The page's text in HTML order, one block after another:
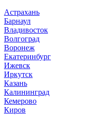
Астрахань
Барнаул
Владивосток
Волгоград
Воронеж
Екатеринбург
Ижевск
Иркутск
Казань
Калининград
Кемерово
Киров